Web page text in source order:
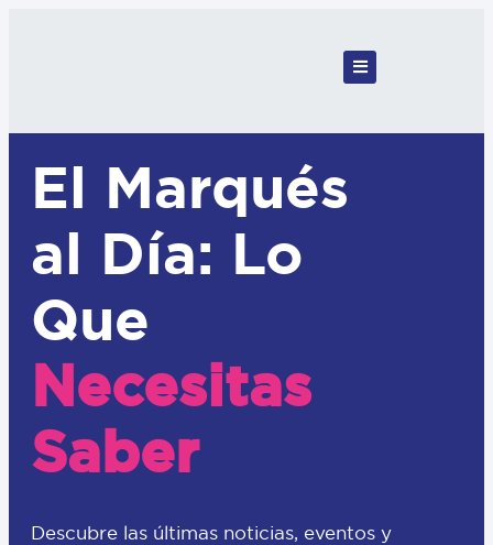
El Marqués
al Día: Lo
Que
Necesitas
Saber
Descubre las últimas noticias, eventos y